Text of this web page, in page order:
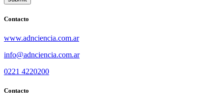
Contacto
www.adnciencia.com.ar
info@adnciencia.com.ar
0221 4220200
Contacto